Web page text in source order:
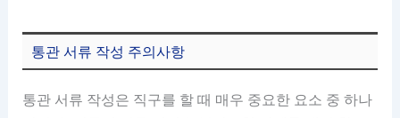
통관 서류 작성 주의사항
통관 서류 작성은 직구를 할 때 매우 중요한 요소 중 하나